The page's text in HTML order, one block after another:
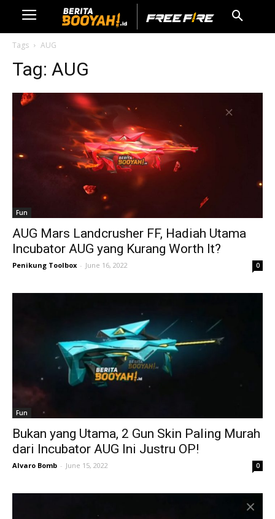
Tags AUG
Tag: AUG
Fun
AUG Mars Landcrusher FF, Hadiah Utama
Incubator AUG yang Kurang Worth It?
Penikung Toolbox - June 16, 2022 0
Fun
Bukan yang Utama, 2 Gun Skin Paling Murah
dari Incubator AUG Ini Justru OP!
Alvaro Bomb - June 15, 2022 0